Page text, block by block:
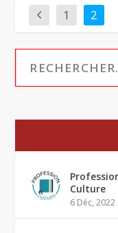
1 2
Culture
6 Déc, 2022